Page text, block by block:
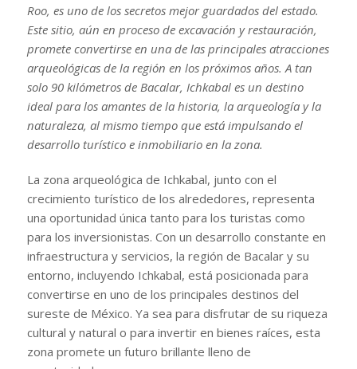
Roo, es uno de los secretos mejor guardados del estado.
Este sitio, aún en proceso de excavación y restauración,
promete convertirse en una de las principales atracciones
arqueológicas de la región en los próximos años. A tan
solo 90 kilómetros de Bacalar, Ichkabal es un destino
ideal para los amantes de la historia, la arqueología y la
naturaleza, al mismo tiempo que está impulsando el
desarrollo turístico e inmobiliario en la zona.
La zona arqueológica de Ichkabal, junto con el
crecimiento turístico de los alrededores, representa
una oportunidad única tanto para los turistas como
para los inversionistas. Con un desarrollo constante en
infraestructura y servicios, la región de Bacalar y su
entorno, incluyendo Ichkabal, está posicionada para
convertirse en uno de los principales destinos del
sureste de México. Ya sea para disfrutar de su riqueza
cultural y natural o para invertir en bienes raíces, esta
zona promete un futuro brillante lleno de